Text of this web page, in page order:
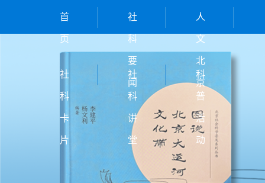
首
页
社
科
要
闻
人
文
北
京
社
科
卡
片
社
科
讲
堂
科
普
活
动